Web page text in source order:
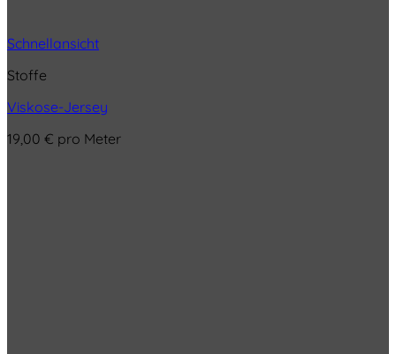
Schnellansicht
Stoffe
Viskose-Jersey
19,00 € pro Meter